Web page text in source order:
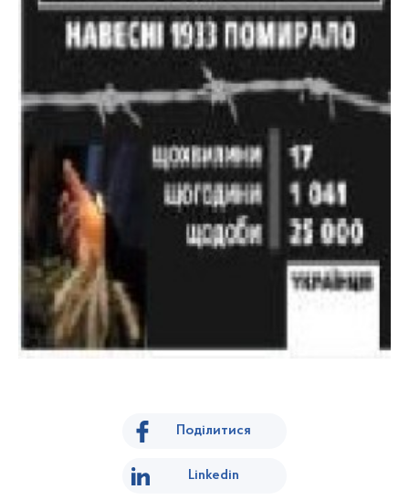
Поділитися
Linkedin